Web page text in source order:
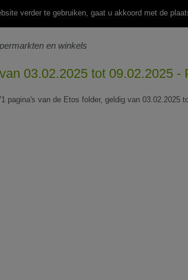
en winkels
03.02.2025 tot 09.02.2025 -
pagina's van de Etos folder, geldig van 03.02.2025
verder te gebruiken, gaat u akkoord met de